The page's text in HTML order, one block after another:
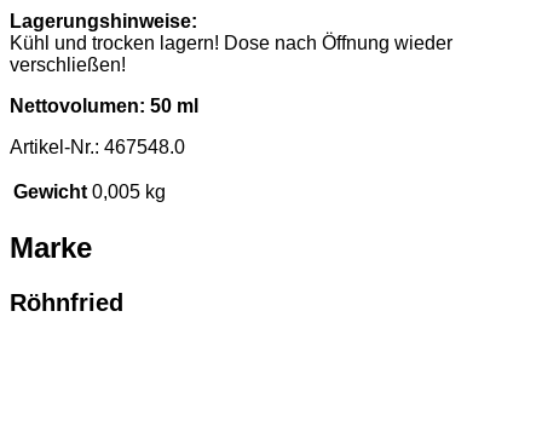
Lagerungshinweise:
Kühl und trocken lagern! Dose nach Öffnung wieder
verschließen!
Nettovolumen: 50 ml
Artikel-Nr.: 467548.0
Gewicht 0,005 kg
Marke
Röhnfried